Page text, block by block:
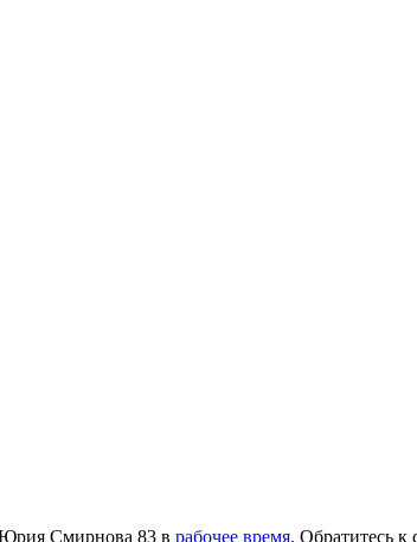
Юрия Смирнова 83 в рабочее время. Обратитесь к